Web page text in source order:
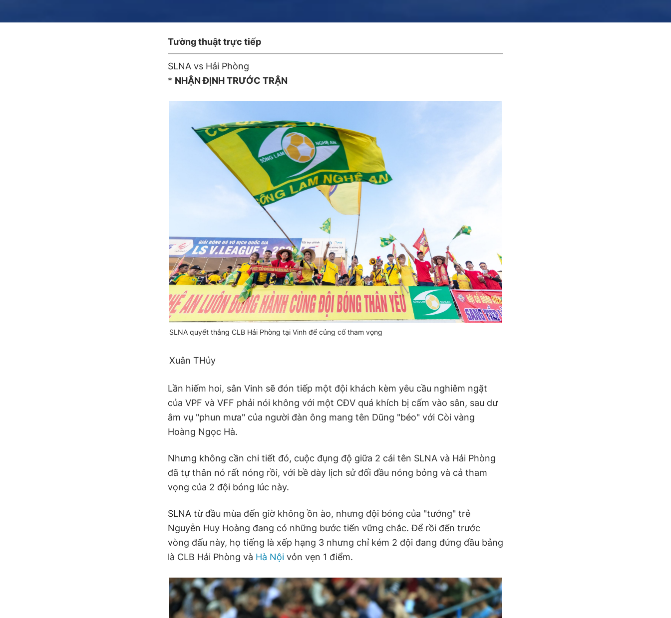
Tường thuật trực tiếp
SLNA vs Hải Phòng
* NHẬN ĐỊNH TRƯỚC TRẬN
SLNA quyết thắng CLB Hải Phòng tại Vinh để củng cố tham vọng
Xuân THủy
Lần hiếm hoi, sân Vinh sẽ đón tiếp một đội khách kèm yêu cầu nghiêm ngặt
của VPF và VFF phải nói không với một CĐV quá khích bị cấm vào sân, sau dư
âm vụ "phun mưa" của người đàn ông mang tên Dũng "béo" với Còi vàng
Hoàng Ngọc Hà.
Nhưng không cần chi tiết đó, cuộc đụng độ giữa 2 cái tên SLNA và Hải Phòng
đã tự thân nó rất nóng rồi, với bề dày lịch sử đối đầu nóng bỏng và cả tham
vọng của 2 đội bóng lúc này.
SLNA từ đầu mùa đến giờ không ồn ào, nhưng đội bóng của "tướng" trẻ
Nguyễn Huy Hoàng đang có những bước tiến vững chắc. Để rồi đến trước
vòng đấu này, họ tiếng là xếp hạng 3 nhưng chỉ kém 2 đội đang đứng đầu bảng
là CLB Hải Phòng và Hà Nội vỏn vẹn 1 điểm.